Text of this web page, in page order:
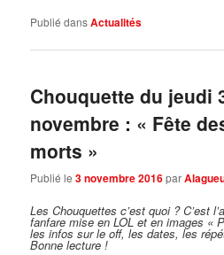
Publié dansActualités
Chouquette du jeudi
novembre : « Fête
morts »
Publié le3 novembre 2016par
Les Chouquettes c’est quoi ? C’est
fanfare mise en LOL et en images «
les infos sur le off, les dates, les
Bonne lecture !